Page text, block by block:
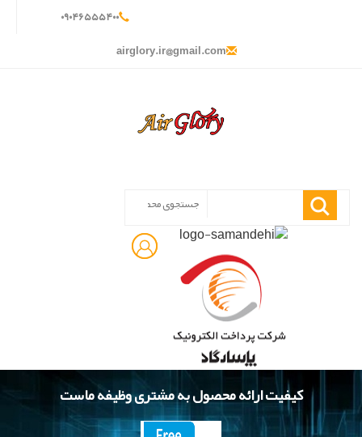
۰۹۰۴۶۵۵۵۴۰۰
airglory.ir@gmail.com
کیفیت ارائه محصول به مشتری وظیفه ماست